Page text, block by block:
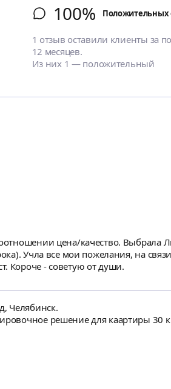
100% Положительных
1 отзыв оставили клиенты за
12 месяцев.
Из них 1 — положительный
цена/качество.
Учла все мои пожелания, на
Короче - советую от души.
Челябинск.
решение для каартиры 30